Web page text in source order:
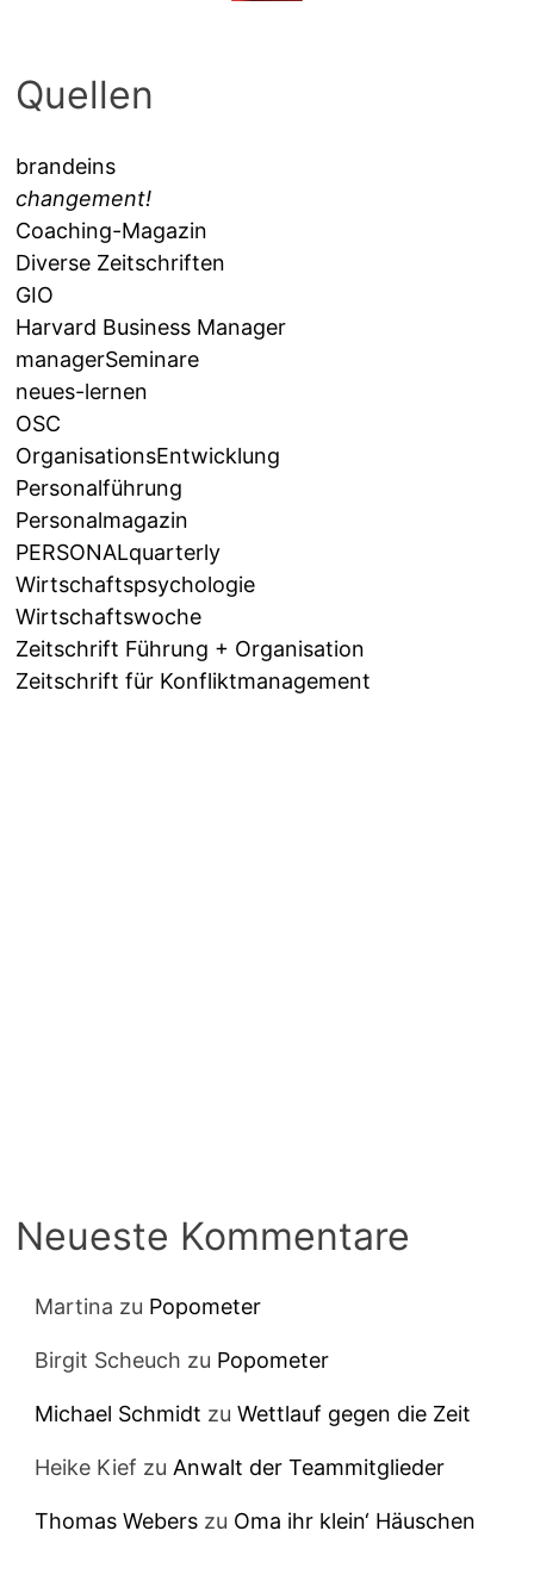
Quellen
brandeins
changement!
Coaching-Magazin
Diverse Zeitschriften
GIO
Harvard Business Manager
managerSeminare
neues-lernen
OSC
OrganisationsEntwicklung
Personalführung
Personalmagazin
PERSONALquarterly
Wirtschaftspsychologie
Wirtschaftswoche
Zeitschrift Führung + Organisation
Zeitschrift für Konfliktmanagement
Neueste Kommentare
Martina zu Popometer
Birgit Scheuch zu Popometer
Michael Schmidt zuWettlauf gegen die Zeit
Heike Kief zuAnwalt der Teammitglieder
Thomas Webers zu Oma ihr klein‘ Häuschen